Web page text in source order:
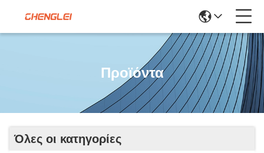
Προϊόντα
Όλες οι κατηγορίες